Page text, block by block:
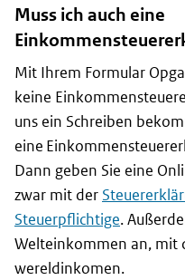
Muss ich auch eine
Mit Ihrem Formular
keine
uns ein Schreiben
eine
Dann geben Sie eine
zwar mit der
Steuerpflichtige.
Welteinkommen an, mit
wereldinkomen.